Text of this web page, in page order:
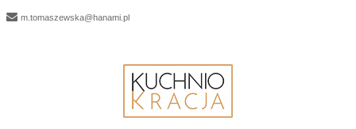
m.tomaszewska@hanami.pl